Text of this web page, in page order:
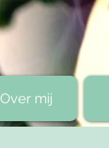
Over mij